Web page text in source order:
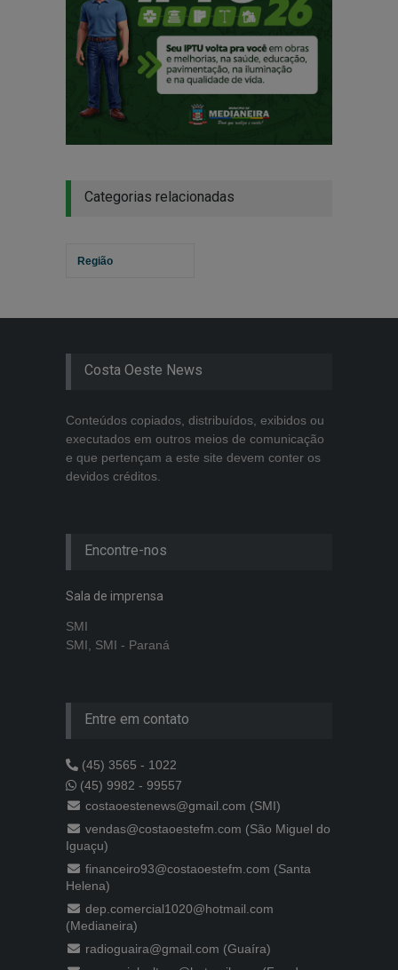
Categorias relacionadas
Região
Costa Oeste News
Conteúdos copiados, distribuídos, exibidos ou
executados em outros meios de comunicação
e que pertençam a este site devem conter os
devidos créditos.
Encontre-nos
Sala de imprensa
SMI
SMI, SMI - Paraná
Entre em contato
(45) 3565 - 1022
(45) 9982 - 99557
costaoestenews@gmail.com (SMI)
vendas@costaoestefm.com (São Miguel do
Iguaçu)
financeiro93@costaoestefm.com (Santa
Helena)
dep.comercial1020@hotmail.com
(Medianeira)
radioguaira@gmail.com (Guaíra)